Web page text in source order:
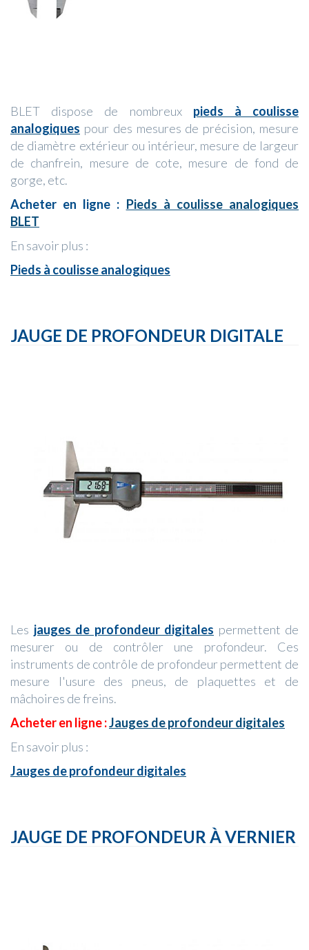
BLET dispose de nombreux pieds à coulisse
analogiques pour des mesures de précision, mesure
de diamètre extérieur ou intérieur, mesure de largeur
de chanfrein, mesure de cote, mesure de fond de
gorge, etc.
Acheter en ligne : Pieds à coulisse analogiques
BLET
En savoir plus :
Pieds à coulisse analogiques
JAUGE DE PROFONDEUR DIGITALE
Les jauges de profondeur digitales permettent de
mesurer ou de contrôler une profondeur. Ces
instruments de contrôle de profondeur permettent de
mesure l'usure des pneus, de plaquettes et de
mâchoires de freins.
Acheter en ligne :Jauges de profondeur digitales
En savoir plus :
Jauges de profondeur digitales
JAUGE DE PROFONDEUR À VERNIER